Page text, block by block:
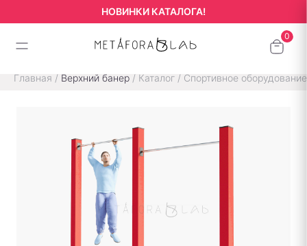
НОВИНКИ КАТАЛОГА!
Главная / Верхний банер / Каталог / Спортивное оборудование